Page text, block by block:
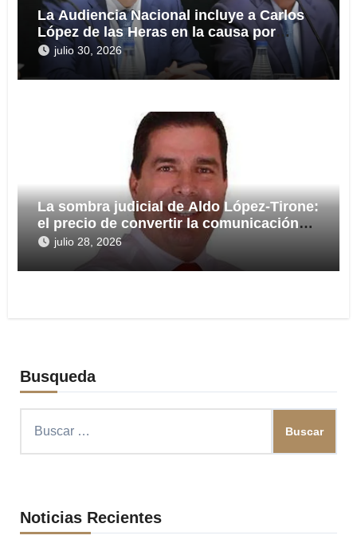
La Audiencia Nacional incluye a Carlos
López de las Heras en la causa por
presuntas irregularidades en el rescate
de 112,8 millones a Tubos Reunidos
julio 30, 2026
La sombra judicial de Aldo López-Tirone:
el precio de convertir la comunicación
en arma
julio 28, 2026
Busqueda
Noticias Recientes